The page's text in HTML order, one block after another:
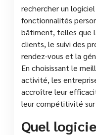
rechercher un
fonctionnalités
bâtiment, telles que
clients, le suivi des
rendez-vous et la
En choisissant le
activité, les
accroître leur
leur compétitivité
Quel